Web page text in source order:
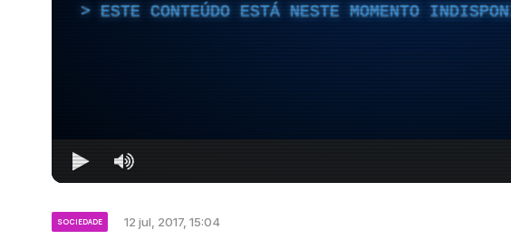
ESTE CONTEÚDO ESTÁ NESTE MOMENTO
SOCIEDADE 12 jul, 2017, 15:04